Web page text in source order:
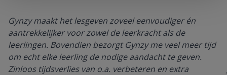
Gynzy maakt het lesgeven zoveel eenvoudiger én
aantrekkelijker voor zowel de leerkracht als de
leerlingen. Bovendien bezorgt Gynzy me veel meer tijd
om echt elke leerling de nodige aandacht te geven.
Zinloos tijdsverlies van o.a. verbeteren en extra